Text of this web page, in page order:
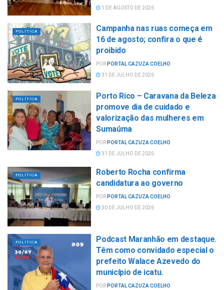
1 DE AGOSTO DE 2026
POLÍTICA
Campanha nas ruas começa em
16 de agosto; confira o que é
proibido
POR PORTAL CAZUZA COELHO
31 DE JULHO DE 2026
POLÍTICA
Porto Rico – Caravana da Beleza
promove dia de cuidado e
valorização das mulheres em
Sumaúma
POR PORTAL CAZUZA COELHO
31 DE JULHO DE 2026
POLÍTICA
Roberto Rocha confirma
candidatura ao governo
POR PORTAL CAZUZA COELHO
30 DE JULHO DE 2026
POLÍTICA
Podcast Maranhão em destaque.
Têm como convidado especial o
prefeito Walace Azevedo do
município de icatu.
POR PORTAL CAZUZA COELHO